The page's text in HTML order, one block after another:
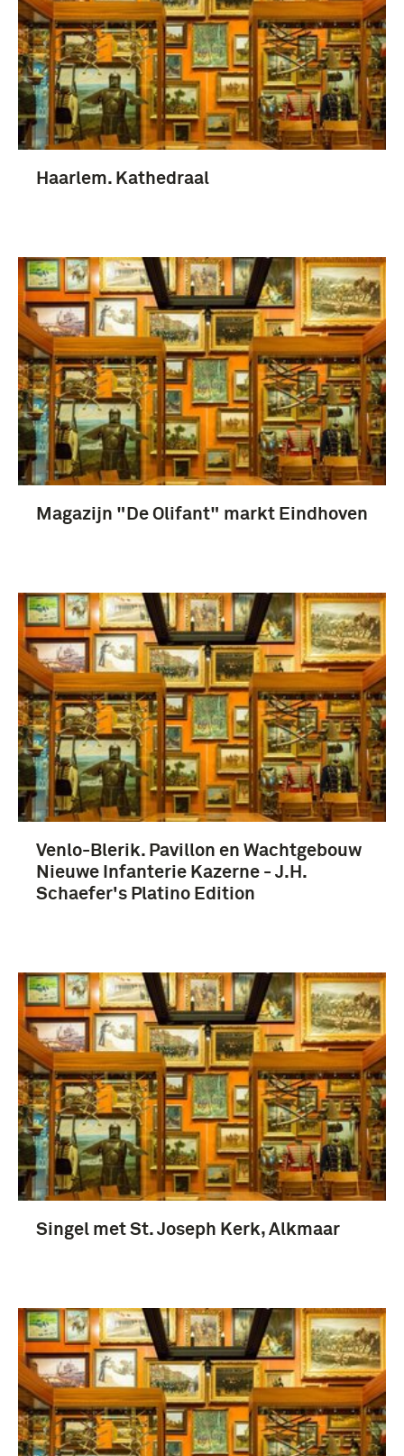
Haarlem. Kathedraal
Magazijn "De Olifant" markt Eindhoven
Venlo-Blerik. Pavillon en Wachtgebouw
Nieuwe Infanterie Kazerne - J.H.
Schaefer's Platino Edition
Singel met St. Joseph Kerk, Alkmaar